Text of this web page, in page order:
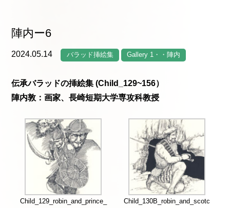
陣内ー6
2024.05.14 バラッド挿絵集 Gallery 1・・陣内
伝承バラッドの挿絵集 (Child_129~156）
陣内敦：画家、長崎短期大学専攻科教授
Child_129_robin_and_prince_
Child_130B_robin_and_scotc